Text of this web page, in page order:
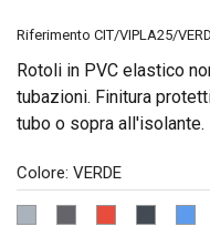
Riferimento CIT/VIPLA25/
Rotoli in PVC elastico
tubazioni. Finitura
tubo o sopra all'isolante.
Colore: VERDE